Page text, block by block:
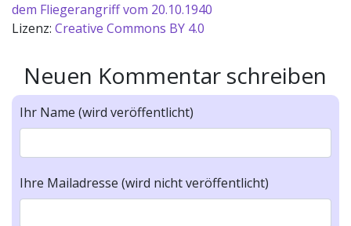
dem Fliegerangriff vom 20.10.1940
Lizenz: Creative Commons BY 4.0
Neuen Kommentar schreiben
Ihr Name (wird veröffentlicht)
Ihre Mailadresse (wird nicht veröffentlicht)